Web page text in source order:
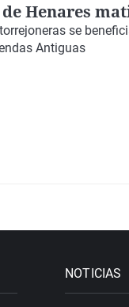
Henares
se
Antiguas
NOTICIAS